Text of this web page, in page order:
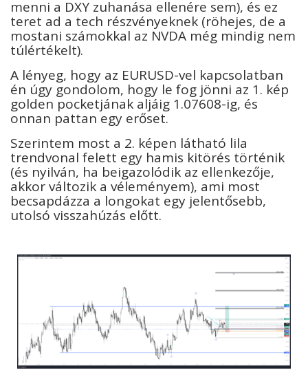
menni a DXY zuhanása ellenére sem), és ez
teret ad a tech részvényeknek (röhejes, de a
mostani számokkal az NVDA még mindig nem
túlértékelt).
A lényeg, hogy az EURUSD-vel kapcsolatban
én úgy gondolom, hogy le fog jönni az 1. kép
golden pocketjának aljáig 1.07608-ig, és
onnan pattan egy erőset.
Szerintem most a 2. képen látható lila
trendvonal felett egy hamis kitörés történik
(és nyilván, ha beigazolódik az ellenkezője,
akkor változik a véleményem), ami most
becsapdázza a longokat egy jelentősebb,
utolsó visszahúzás előtt.